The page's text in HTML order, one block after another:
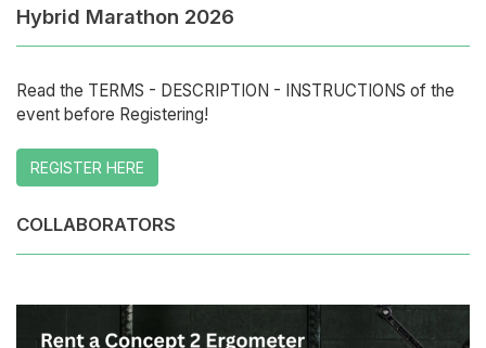
Hybrid Marathon 2026
Read the ΤERMS - DESCRIPTION - INSTRUCTIONS of the
event before Registering!
REGISTER HERE
COLLABORATORS